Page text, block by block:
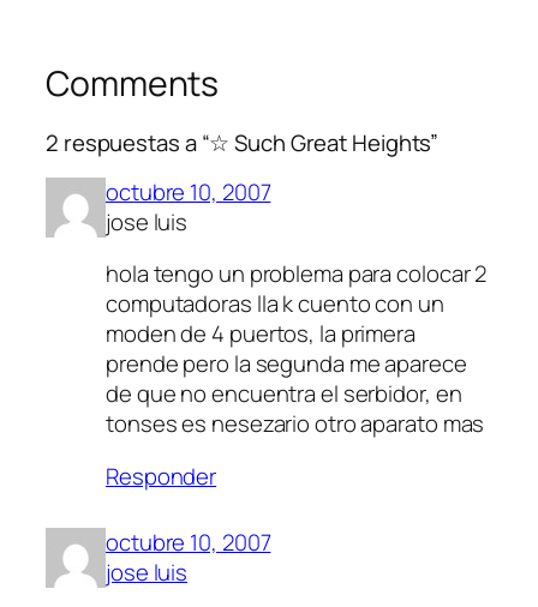
Comments
2 respuestas a “☆ Such Great Heights”
octubre 10, 2007
jose luis
hola tengo un problema para colocar 2
computadoras lla k cuento con un
moden de 4 puertos, la primera
prende pero la segunda me aparece
de que no encuentra el serbidor, en
tonses es nesezario otro aparato mas
Responder
octubre 10, 2007
jose luis